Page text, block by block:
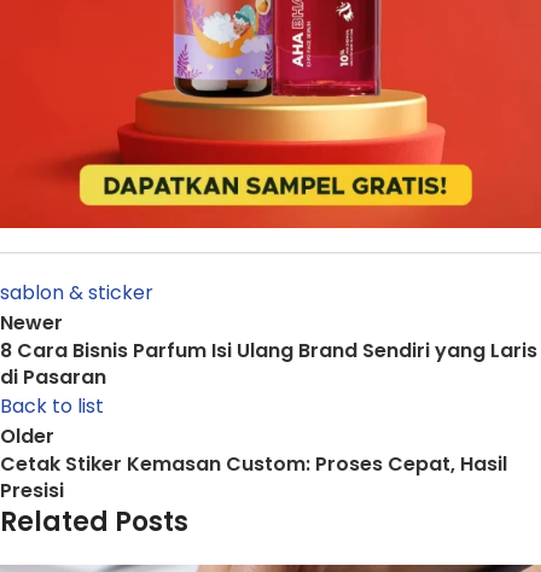
sablon & sticker
Newer
8 Cara Bisnis Parfum Isi Ulang Brand Sendiri yang Laris
di Pasaran
Back to list
Older
Cetak Stiker Kemasan Custom: Proses Cepat, Hasil
Presisi
Related Posts